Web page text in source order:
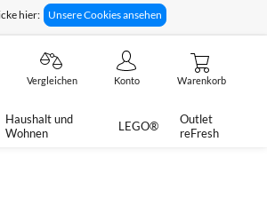
hier: Unsere Cookies ansehen
Technische Unterstützung
Vergleichen Konto Warenkorb
Haushalt und
Wohnen
LEGO®
Outlet
reFresh